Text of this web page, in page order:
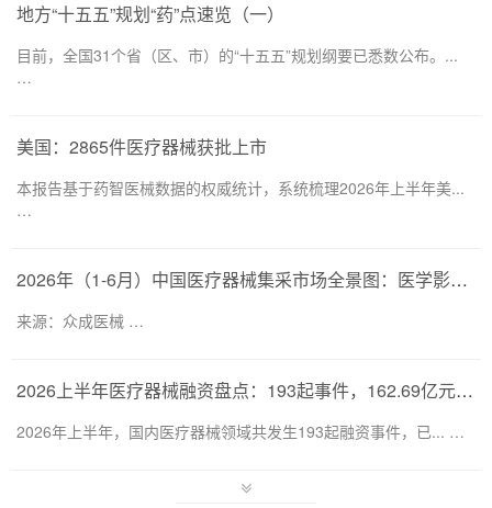
地方“十五五”规划“药”点速览（一）
目前，全国31个省（区、市）的“十五五”规划纲要已悉数公布。...
…
美国：2865件医疗器械获批上市
本报告基于药智医械数据的权威统计，系统梳理2026年上半年美...
…
2026年（1-6月）中国医疗器械集采市场全景图：医学影像仍为集采主要目标，部分产品线增速显著
来源：众成医械 …
2026上半年医疗器械融资盘点：193起事件，162.69亿元流向何处？
2026年上半年，国内医疗器械领域共发生193起融资事件，已... …